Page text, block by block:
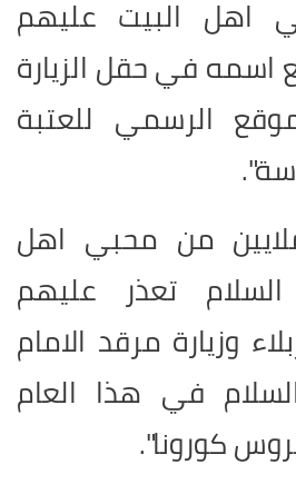
اهل البيت عليهم
اسمه في حقل الزيارة
الرسمي للعتبة
من محبي اهل
تعذر عليهم
وزيارة مرقد الامام
في هذا العام
كورونا".